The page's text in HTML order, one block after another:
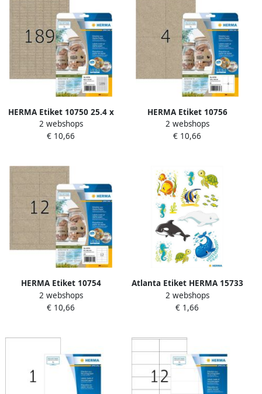
HERMA Etiket 10750 25.4 x
10mm silphie bruin 3780
stuks
2 webshops
€ 10,66
HERMA Etiket 10756
105x148 mm silphie bruin
80 stuks
2 webshops
€ 10,66
HERMA Etiket 10754
97x42.3mm silphie bruin
240 stuks
2 webshops
€ 10,66
Atlanta Etiket HERMA 15733
walvissen en zeedieren
2 webshops
€ 1,66